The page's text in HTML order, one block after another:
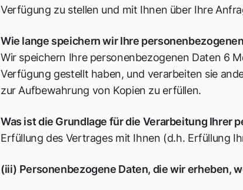
Verfügung zu stellen und mit Ihnen über Ihre
Wie lange speichern wir Ihre
Wir speichern Ihre personenbezogenen Daten 6
Verfügung gestellt haben, und verarbeiten sie
zur Aufbewahrung von Kopien zu erfüllen.
Was ist die Grundlage für die Verarbeitung Ihrer
Erfüllung des Vertrages mit Ihnen (d.h. Erfüllung
(iii) Personenbezogene Daten, die wir erheben,